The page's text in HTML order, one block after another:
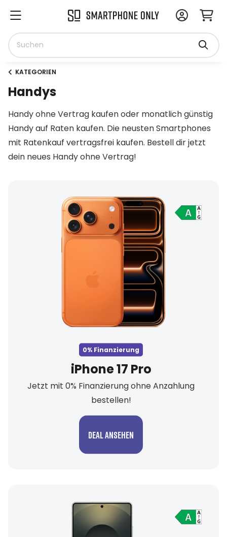
KATEGORIEN
Handys
Handy ohne Vertrag kaufen oder monatlich günstig
Handy auf Raten kaufen. Die neusten Smartphones
mit Ratenkauf vertragsfrei kaufen. Bestell dir jetzt
dein neues Handy ohne Vertrag!
0% Finanzierung
iPhone 17 Pro
Jetzt mit 0% Finanzierung ohne Anzahlung
bestellen!
Deal ansehen